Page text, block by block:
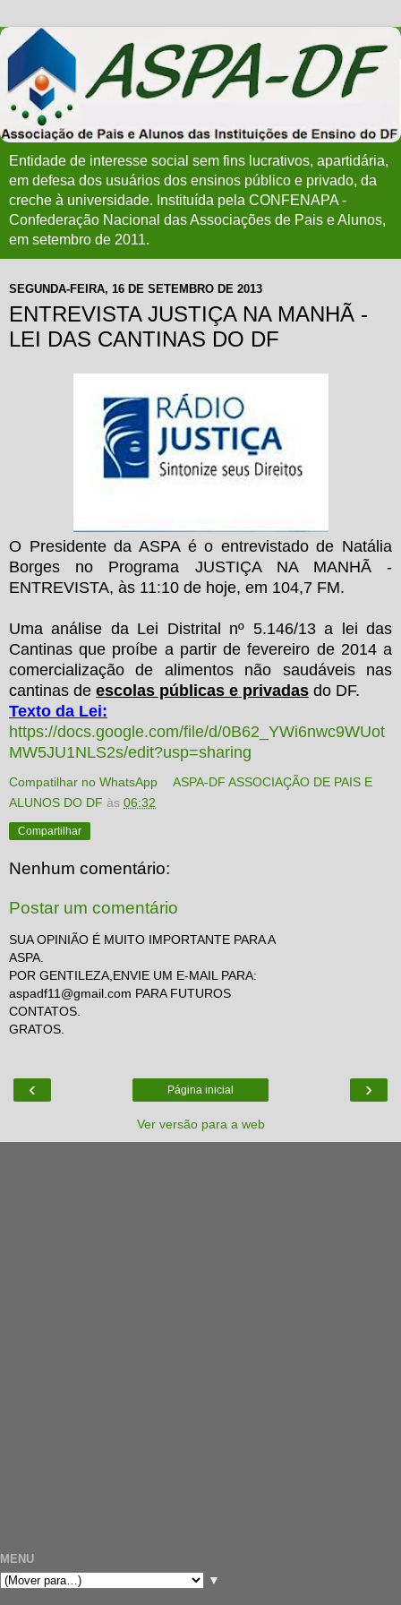
Entidade de interesse social sem fins lucrativos, apartidária,
em defesa dos usuários dos ensinos público e privado, da
creche à universidade. Instituída pela CONFENAPA -
Confederação Nacional das Associações de Pais e Alunos,
em setembro de 2011.
SEGUNDA-FEIRA, 16 DE SETEMBRO DE 2013
ENTREVISTA JUSTIÇA NA MANHÃ -
LEI DAS CANTINAS DO DF
O Presidente da ASPA é o entrevistado de Natália
Borges no Programa JUSTIÇA NA MANHÃ -
ENTREVISTA, às 11:10 de hoje, em 104,7 FM.
Uma análise da Lei Distrital nº 5.146/13 a lei das
Cantinas que proíbe a partir de fevereiro de 2014 a
comercialização de alimentos não saudáveis nas
cantinas de escolas públicas e privadas do DF.
Texto da Lei:
https://docs.google.com/file/d/0B62_YWi6nwc9WUot
MW5JU1NLS2s/edit?usp=sharing
Compatilhar no WhatsApp
ASPA-DF ASSOCIAÇÃO DE PAIS E
ALUNOS DO DF às 06:32
Compartilhar
Nenhum comentário:
Postar um comentário
SUA OPINIÃO É MUITO IMPORTANTE PARA A
ASPA.
POR GENTILEZA,ENVIE UM E-MAIL PARA:
aspadf11@gmail.com PARA FUTUROS
CONTATOS.
GRATOS.
‹ ›
Página inicial
Ver versão para a web
MENU
▼